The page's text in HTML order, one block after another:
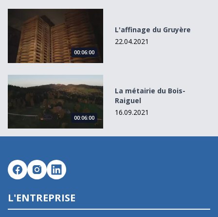
L&#039;affinage du Gruyère
00:06:00
L'affinage du Gruyère
22.04.2021
00:06:00
La métairie du Bois-
Raiguel
16.09.2021
L'ENTREPRISE